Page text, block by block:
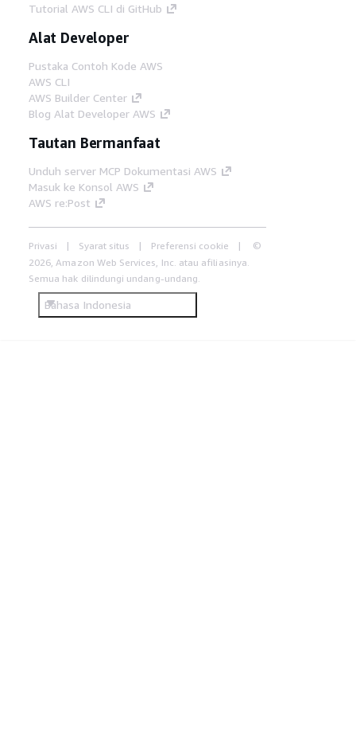
Tutorial AWS CLI di GitHub
Alat Developer
Pustaka Contoh Kode AWS
AWS CLI
AWS Builder Center
Blog Alat Developer AWS
Tautan Bermanfaat
Unduh server MCP Dokumentasi AWS
Masuk ke Konsol AWS
AWS re:Post
Privasi Syarat situs Preferensi cookie
©
2026, Amazon Web Services, Inc. atau afiliasinya.
Semua hak dilindungi undang-undang.
Bahasa Indonesia